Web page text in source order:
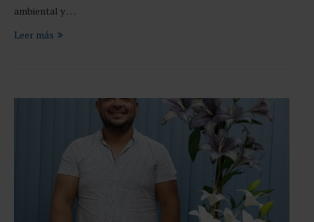
ambiental y …
Leer más